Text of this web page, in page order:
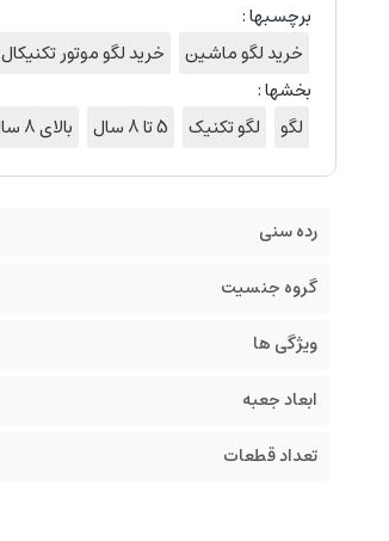
برچسبها :
خرید لگو ماشین
خرید لگو موتور تکنیکال
بخشها :
لگو
لگو تکنیک 5 تا 8 سال بالای 8 سال
رده سنی
گروه جنسیت
ویژگی ها
ابعاد جعبه
تعداد قطعات